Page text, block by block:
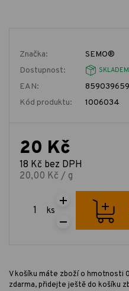
Značka:
SEMO®
Dostupnost:
SKLADEM
EAN:
Kód produktu:
1006034
20 Kč
18 Kč bez DPH
20,00 Kč / g
ks
V košíku máte zboží o hmotnosti
zdarma, přidejte ještě do košíku